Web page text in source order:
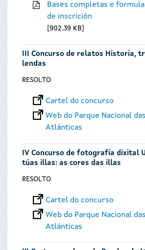
Bases completas e
de inscrición
902.39 KB
III Concurso de relatos Historia,
lendas
RESOLTO
Cartel do concurso
Web do Parque Nacional
Atlánticas
IV Concurso de fotografía dixital
túas illas: as cores das illas
RESOLTO
Cartel do concurso
Web do Parque Nacional
Atlánticas